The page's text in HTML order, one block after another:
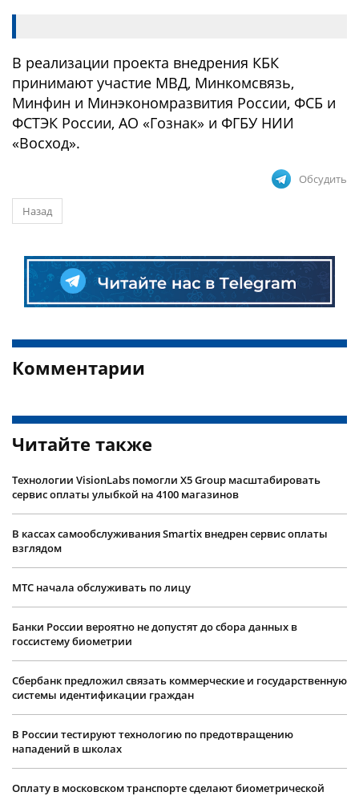
В реализации проекта внедрения КБК
принимают участие МВД, Минкомсвязь,
Минфин и Минэкономразвития России, ФСБ и
ФСТЭК России, АО «Гознак» и ФГБУ НИИ
«Восход».
Обсудить
Назад
Комментарии
Читайте также
Технологии VisionLabs помогли X5 Group масштабировать
сервис оплаты улыбкой на 4100 магазинов
В кассах самообслуживания Smartix внедрен сервис оплаты
взглядом
МТС начала обслуживать по лицу
Банки России вероятно не допустят до сбора данных в
госсистему биометрии
Сбербанк предложил связать коммерческие и государственную
системы идентификации граждан
В России тестируют технологию по предотвращению
нападений в школах
Оплату в московском транспорте сделают биометрической